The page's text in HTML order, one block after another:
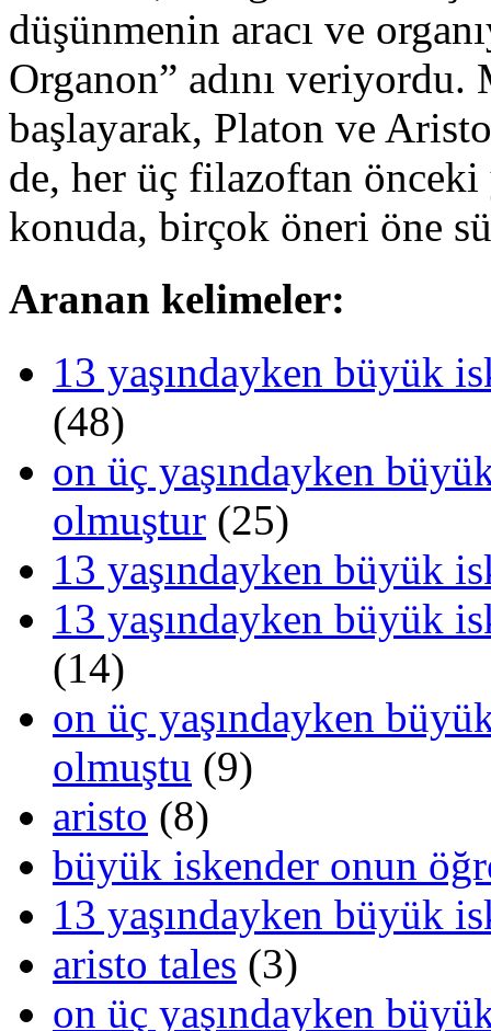
düşünmenin aracı ve
Organon” adını veriyordu.
başlayarak, Platon ve
de, her üç filazoftan
konuda, birçok öneri öne
Aranan kelimeler:
13 yaşındayken büyük
(48)
on üç yaşındayken
olmuştur (25)
13 yaşındayken büyük
13 yaşındayken büyük
(14)
on üç yaşındayken
olmuştu (9)
aristo (8)
büyük iskender onun
13 yaşındayken büyük
aristo tales (3)
on üç yaşındayken